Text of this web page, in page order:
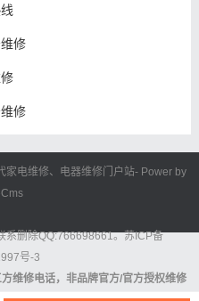
修
修
家电维修、电器维修门户站- Power by
系删除QQ:766698661。苏ICP备
号-3
维修电话，非品牌官方/官方授权维修